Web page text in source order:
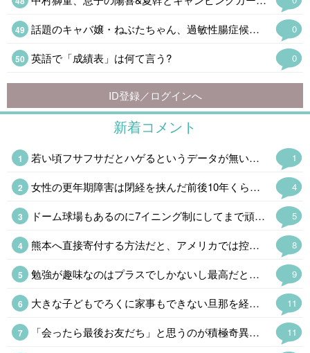
0
話題のキャバ嬢・ねぶたちゃん、過敏性腸症候群に苦しんだ思春期・母の蒸発…“どん底からの脱出劇「生きるのって大変」
0
英語で「成績表」は何て言う?
ID登録／ログインへ
新着コメント
1
若い頃フサフサだとハゲるというデータが無いのは知っているんですが、長年理容室をやっている方は自信を持って言うんですよ。 現場の感覚は大事なので、あるかもしれないと思ってます。 あとは年配者による経験談ですね、若い頃毛量が多かった人ほどハゲていると言う人に沢山出会いました。 僕にとって体験談は貴重なデータですが、無関係だと思いたいw
4
女性の更年期障害は閉経を挟んだ前後10年くらいだけど、男性はホルモンが減り続けるので区切りがないし、60代になって老年期だから大丈夫ということもないそうだ。(それくらいで発症する場合も多い) 問題は生活習慣病が悪化したり、フレイルの加速で足腰が怪しくなったり、認知症のリスクが上がるというのでかなり厄介である。男性の乳ガンより確率は高いんだからもっと知られるべきだと思う。
5
ドーム球場もあるのに7イニング制にしてまで頑なに甲子園でやるのはたんに利用料がタダという理由らしい。ユニフォームが派手で学生野球らしくないと明治時代みたいなコト言ってた高野連もうまくやれんもんだ。
8
熊本へ直接寄付する方法だと、アメリカでは控除の対象にならない 泣 こっちからだとクレカで寄付するのが手数料取られないし一番簡単なんだけど、控除を受けたいから日本へ寄付する時はアメリカの赤十字を経由してる
9
勉強が趣味なのはプラスでしかないし最高だと思う 最近、勉強しない人はダメだと思う出来事が多くて、より強く思う 勉強しない人は努力しないから、だらしないし疲れる
11
大きな子どもでろくに家事もできない旦那を経済的に自立した嫁さんが捨てるという話が多いのだが、そもそもなぜこんなのと結婚したのか、オトコをみる目が絶望的になかったのかと考えてしまう。
11
「会ったら最後お友だち」と思うのが積極奇異型アスペルガーである。対人関係の距離感がバグってるの「でなんなんだ、このヒトは」と思われることが多い。